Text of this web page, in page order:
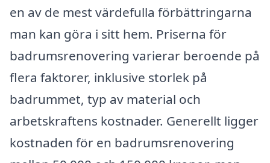
en av de mest värdefulla förbättringarna
man kan göra i sitt hem. Priserna för
badrumsrenovering varierar beroende på
flera faktorer, inklusive storlek på
badrummet, typ av material och
arbetskraftens kostnader. Generellt ligger
kostnaden för en badrumsrenovering